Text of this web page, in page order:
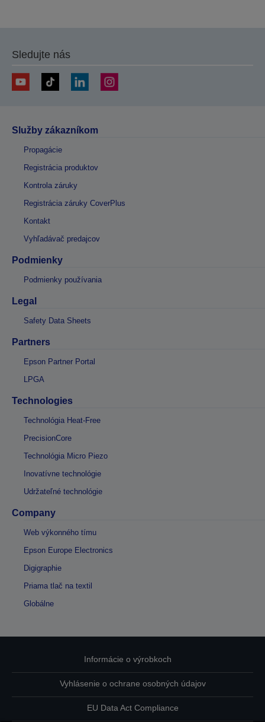
Sledujte nás
Služby zákazníkom
Propagácie
Registrácia produktov
Kontrola záruky
Registrácia záruky CoverPlus
Kontakt
Vyhľadávač predajcov
Podmienky
Podmienky používania
Legal
Safety Data Sheets
Partners
Epson Partner Portal
LPGA
Technologies
Technológia Heat-Free
PrecisionCore
Technológia Micro Piezo
Inovatívne technológie
Udržateľné technológie
Company
Web výkonného tímu
Epson Europe Electronics
Digigraphie
Priama tlač na textil
Globálne
Informácie o výrobkoch
Vyhlásenie o ochrane osobných údajov
EU Data Act Compliance